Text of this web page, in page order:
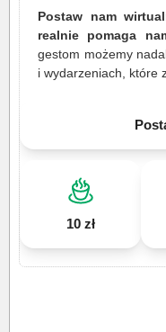
Postaw nam
realnie pomaga
gestom możemy
i wydarzeniach, które
10 zł